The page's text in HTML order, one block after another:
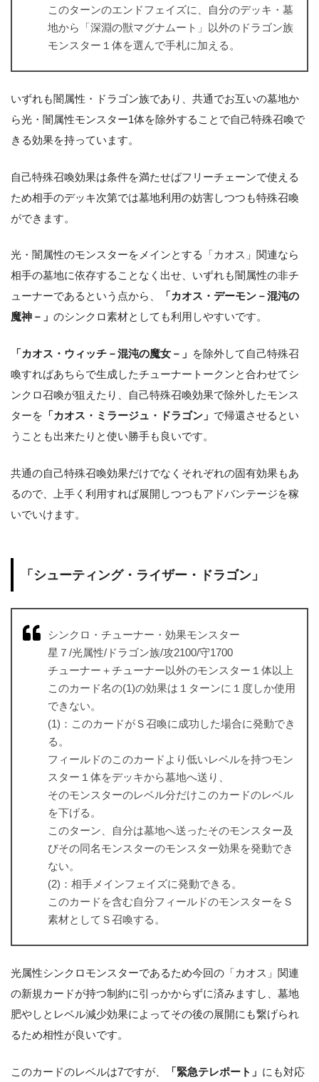
このターンのエンドフェイズに、自分のデッキ・墓
地から「深淵の獣マグナムート」以外のドラゴン族
モンスター１体を選んで手札に加える。
いずれも闇属性・ドラゴン族であり、共通でお互いの墓地か
ら光・闇属性モンスター1体を除外することで自己特殊召喚で
きる効果を持っています。
自己特殊召喚効果は条件を満たせばフリーチェーンで使える
ため相手のデッキ次第では墓地利用の妨害しつつも特殊召喚
ができます。
光・闇属性のモンスターをメインとする「カオス」関連なら
相手の墓地に依存することなく出せ、いずれも闇属性の非チ
ューナーであるという点から、
「カオス・デーモン－混沌の
魔神－」 のシンクロ素材としても利用しやすいです。
「カオス・ウィッチ－混沌の魔女－」 を除外して自己特殊召
喚すればあちらで生成したチューナートークンと合わせてシ
ンクロ召喚が狙えたり、自己特殊召喚効果で除外したモンス
ターを 「カオス・ミラージュ・ドラゴン」 で帰還させるとい
うことも出来たりと使い勝手も良いです。
共通の自己特殊召喚効果だけでなくそれぞれの固有効果もあ
るので、上手く利用すれば展開しつつもアドバンテージを稼
いでいけます。
「シューティング・ライザー・ドラゴン」
シンクロ・チューナー・効果モンスター
星７/光属性/ドラゴン族/攻2100/守1700
チューナー＋チューナー以外のモンスター１体以上
このカード名の(1)の効果は１ターンに１度しか使用
できない。
(1)：このカードがＳ召喚に成功した場合に発動でき
る。
フィールドのこのカードより低いレベルを持つモン
スター１体をデッキから墓地へ送り、
そのモンスターのレベル分だけこのカードのレベル
を下げる。
このターン、自分は墓地へ送ったそのモンスター及
びその同名モンスターのモンスター効果を発動でき
ない。
(2)：相手メインフェイズに発動できる。
このカードを含む自分フィールドのモンスターをＳ
素材としてＳ召喚する。
光属性シンクロモンスターであるため今回の「カオス」関連
の新規カードが持つ制約に引っかからずに済みますし、墓地
肥やしとレベル減少効果によってその後の展開にも繋げられ
るため相性が良いです。
このカードのレベルは7ですが、 「緊急テレポート」 にも対応